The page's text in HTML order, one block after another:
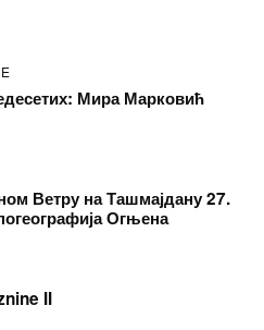
Мира Марковић
Ветру на Ташмајдану 27.
Огњена
II